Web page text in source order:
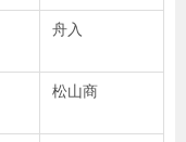
舟入
松山商